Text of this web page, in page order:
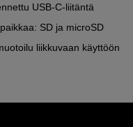
USB-C-liitäntä
SD ja microSD
liikkuvaan käyttöön